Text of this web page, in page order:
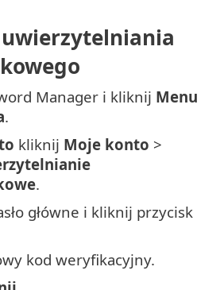
uwierzytelniania
Manager i kliknij Menu
.
kliknij Moje konto >
.
główne i kliknij przycisk
kod weryfikacyjny.